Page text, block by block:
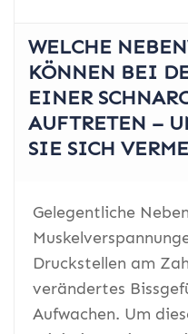
WELCHE
KÖNNEN BEI
EINER
AUFTRETEN –
SIE SICH
Gelegentliche
Druckstellen am
verändertes
Aufwachen. Um